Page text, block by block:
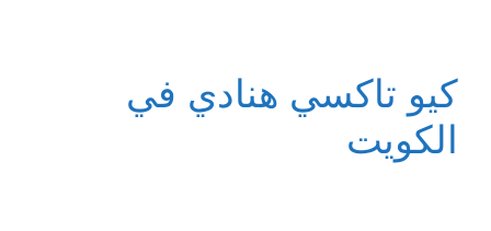
كيو تاكسي هنادي في
الكويت